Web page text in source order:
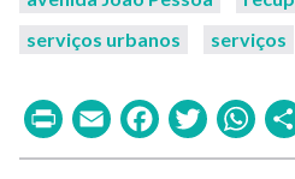
serviços urbanos
serviços
PrintEmail